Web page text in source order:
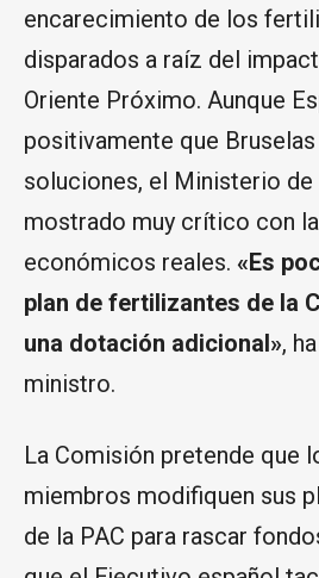
encarecimiento de los
disparados a raíz del
Oriente Próximo. Aunque
positivamente que
soluciones, el Ministerio de
mostrado muy crítico con
económicos reales. «Es
plan de fertilizantes de la
una dotación adicional»,
ministro.
La Comisión pretende que
miembros modifiquen sus
de la PAC para rascar